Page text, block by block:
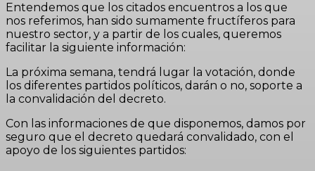
Entendemos que los citados encuentros a los que
nos referimos, han sido sumamente fructíferos para
nuestro sector, y a partir de los cuales, queremos
facilitar la siguiente información:
La próxima semana, tendrá lugar la votación, donde
los diferentes partidos políticos, darán o no, soporte a
la convalidación del decreto.
Con las informaciones de que disponemos, damos por
seguro que el decreto quedará convalidado, con el
apoyo de los siguientes partidos: